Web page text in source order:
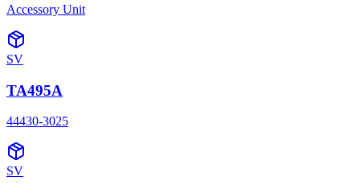
Accessory Unit
SV
TA495A
44430-3025
SV